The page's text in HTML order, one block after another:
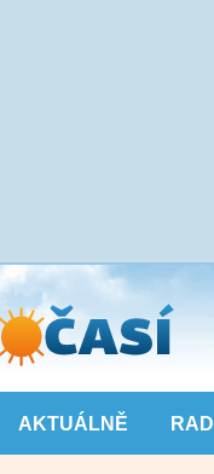
AKTUÁLNĚ